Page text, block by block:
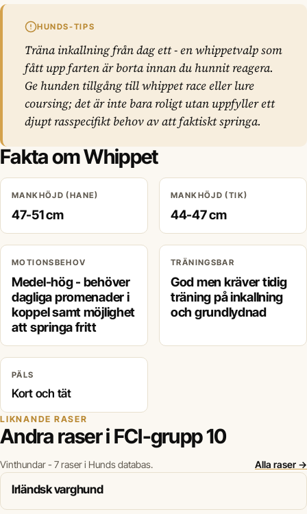
HUNDS-TIPS
Träna inkallning från dag ett - en whippetvalp som
fått upp farten är borta innan du hunnit reagera.
Ge hunden tillgång till whippet race eller lure
coursing; det är inte bara roligt utan uppfyller ett
djupt rasspecifikt behov av att faktiskt springa.
Fakta om Whippet
MANKHÖJD (HANE)
47-51 cm
MANKHÖJD (TIK)
44-47 cm
MOTIONSBEHOV
Medel-hög - behöver
dagliga promenader i
koppel samt möjlighet
att springa fritt
TRÄNINGSBAR
God men kräver tidig
träning på inkallning
och grundlydnad
PÄLS
Kort och tät
LIKNANDE RASER
Andra raser i FCI-grupp 10
Vinthundar - 7 raser i Hunds databas. Alla raser →
Irländsk varghund